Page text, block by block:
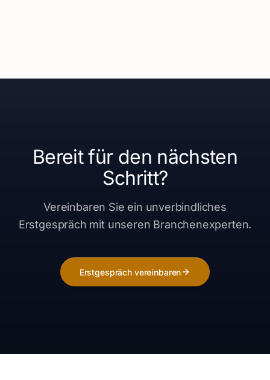
Bereit für den nächsten
Schritt?
Vereinbaren Sie ein unverbindliches
Erstgespräch mit unseren Branchenexperten.
Erstgespräch vereinbaren